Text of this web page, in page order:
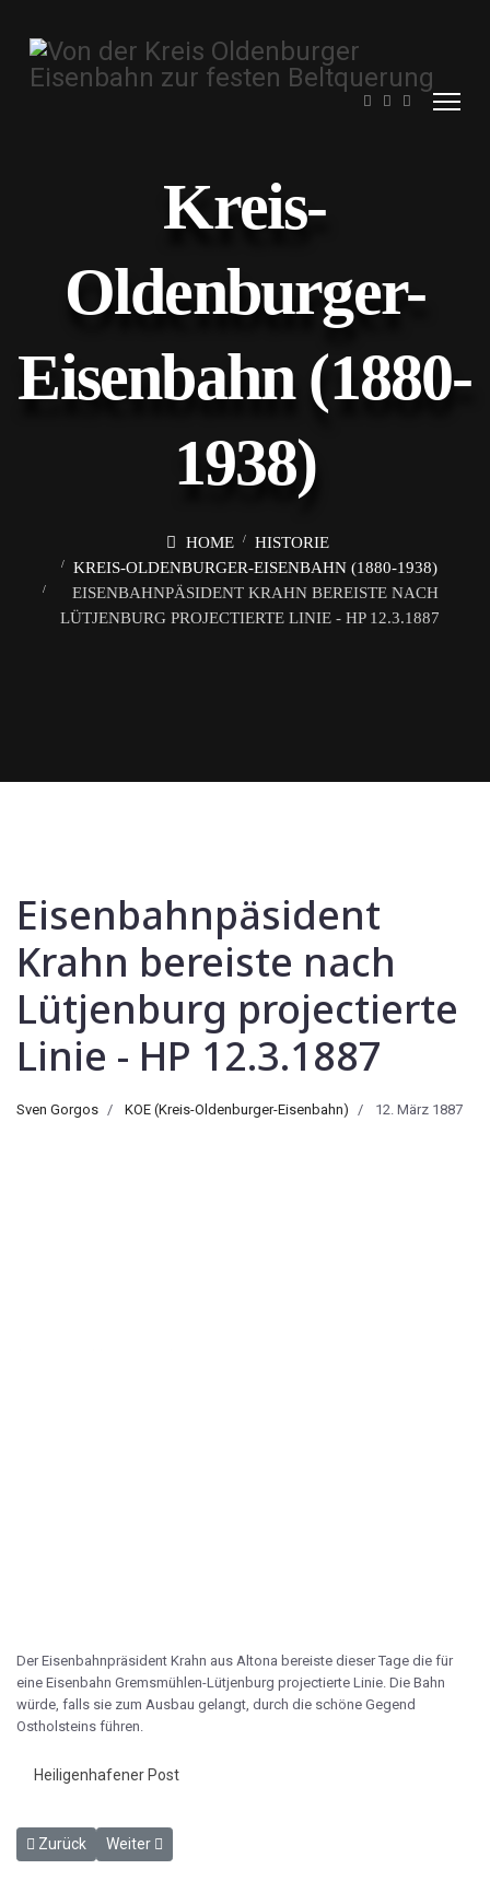
Kreis-
Oldenburger-
Eisenbahn (1880-
1938)
HOME
HISTORIE
KREIS-OLDENBURGER-EISENBAHN (1880-1938)
EISENBAHNPÄSIDENT KRAHN BEREISTE NACH
LÜTJENBURG PROJECTIERTE LINIE - HP 12.3.1887
Eisenbahnpäsident
Krahn bereiste nach
Lütjenburg projectierte
Linie - HP 12.3.1887
Sven Gorgos KOE (Kreis-Oldenburger-Eisenbahn) 12. März 1887
Der Eisenbahnpräsident Krahn aus Altona bereiste dieser Tage die für
eine Eisenbahn Gremsmühlen-Lütjenburg projectierte Linie. Die Bahn
würde, falls sie zum Ausbau gelangt, durch die schöne Gegend
Ostholsteins führen.
Heiligenhafener Post
Vorheriger Beitrag: Verlängerung der KOE nach Heiligenhafen - HP
Zurück Nächster Beitrag: ANZEIGE Eisenbahn-Direktions-
Weiter